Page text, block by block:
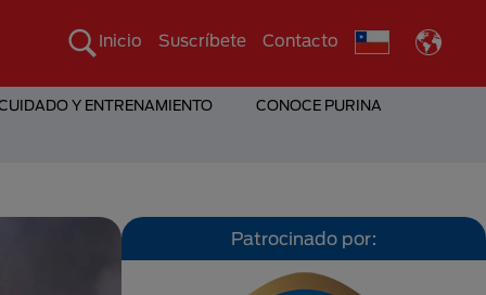
Inicio Suscríbete Contacto
Y ENTRENAMIENTO CONOCE PURINA
Patrocinado por: